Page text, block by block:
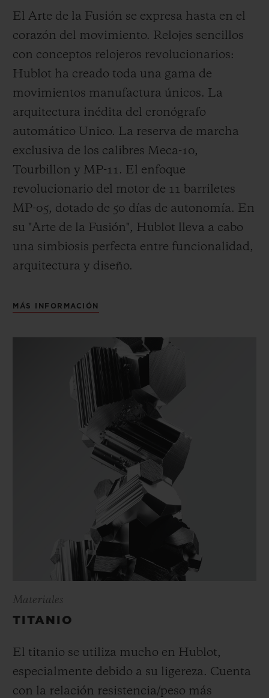
El Arte de la Fusión se expresa hasta en el
corazón del movimiento. Relojes sencillos
con conceptos relojeros revolucionarios:
Hublot ha creado toda una gama de
movimientos manufactura únicos. La
arquitectura inédita del cronógrafo
automático Unico. La reserva de marcha
exclusiva de los calibres Meca-10,
Tourbillon y MP-11. El enfoque
revolucionario del motor de 11 barriletes
MP-05, dotado de 50 días de autonomía. En
su "Arte de la Fusión", Hublot lleva a cabo
una simbiosis perfecta entre funcionalidad,
arquitectura y diseño.
MÁS INFORMACIÓN
Materiales
TITANIO
El titanio se utiliza mucho en Hublot,
especialmente debido a su ligereza. Cuenta
con la relación resistencia/peso más